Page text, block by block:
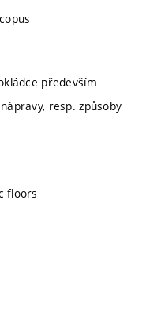
především
resp. způsoby
floors